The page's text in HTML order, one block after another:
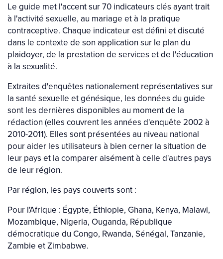
Le guide met l'accent sur 70 indicateurs clés ayant trait
à l'activité sexuelle, au mariage et à la pratique
contraceptive. Chaque indicateur est défini et discuté
dans le contexte de son application sur le plan du
plaidoyer, de la prestation de services et de l'éducation
à la sexualité.
Extraites d'enquêtes nationalement représentatives sur
la santé sexuelle et génésique, les données du guide
sont les dernières disponibles au moment de la
rédaction (elles couvrent les années d'enquête 2002 à
2010-2011). Elles sont présentées au niveau national
pour aider les utilisateurs à bien cerner la situation de
leur pays et la comparer aisément à celle d'autres pays
de leur région.
Par région, les pays couverts sont :
Pour l'Afrique : Égypte, Éthiopie, Ghana, Kenya, Malawi,
Mozambique, Nigeria, Ouganda, République
démocratique du Congo, Rwanda, Sénégal, Tanzanie,
Zambie et Zimbabwe.